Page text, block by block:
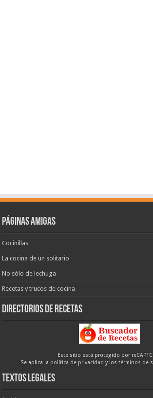
Páginas amigas
Cocinillas
La cocina de un solitario
No sólo de lechuga
Recetas y trucos de cocina
Directorios de recetas
Este sitio está protegido por
Se aplica la política de privacidad y los términos de
Textos legales